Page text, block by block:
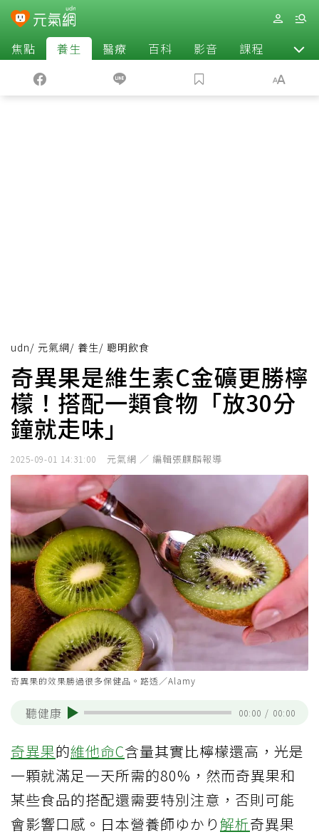
焦點 養生 醫療 百科 影音 課程 退休
udn/ 元氣網/ 養生/ 聰明飲食
奇異果是維生素C金礦更勝檸
檬！搭配一類食物「放30分
鐘就走味」
2025-09-01 14:31:00 元氣網 ／ 編輯張麒麟報導
奇異果的效果勝過很多保健品。路透／Alamy
聽健康 00:00 / 00:00
奇異果的維他命C含量其實比檸檬還高，光是
一顆就滿足一天所需的80%，然而奇異果和
某些食品的搭配還需要特別注意，否則可能
會影響口感。日本營養師ゆかり解析奇異果